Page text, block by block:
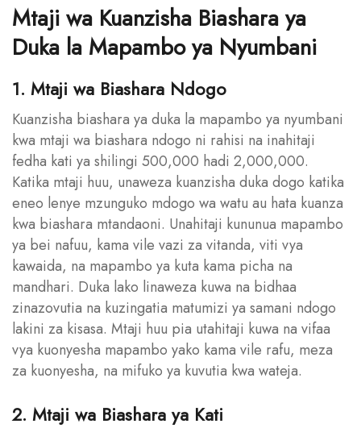
Mtaji wa Kuanzisha Biashara ya
Duka la Mapambo ya Nyumbani
1. Mtaji wa Biashara Ndogo
Kuanzisha biashara ya duka la mapambo ya nyumbani
kwa mtaji wa biashara ndogo ni rahisi na inahitaji
fedha kati ya shilingi 500,000 hadi 2,000,000.
Katika mtaji huu, unaweza kuanzisha duka dogo katika
eneo lenye mzunguko mdogo wa watu au hata kuanza
kwa biashara mtandaoni. Unahitaji kununua mapambo
ya bei nafuu, kama vile vazi za vitanda, viti vya
kawaida, na mapambo ya kuta kama picha na
mandhari. Duka lako linaweza kuwa na bidhaa
zinazovutia na kuzingatia matumizi ya samani ndogo
lakini za kisasa. Mtaji huu pia utahitaji kuwa na vifaa
vya kuonyesha mapambo yako kama vile rafu, meza
za kuonyesha, na mifuko ya kuvutia kwa wateja.
2. Mtaji wa Biashara ya Kati